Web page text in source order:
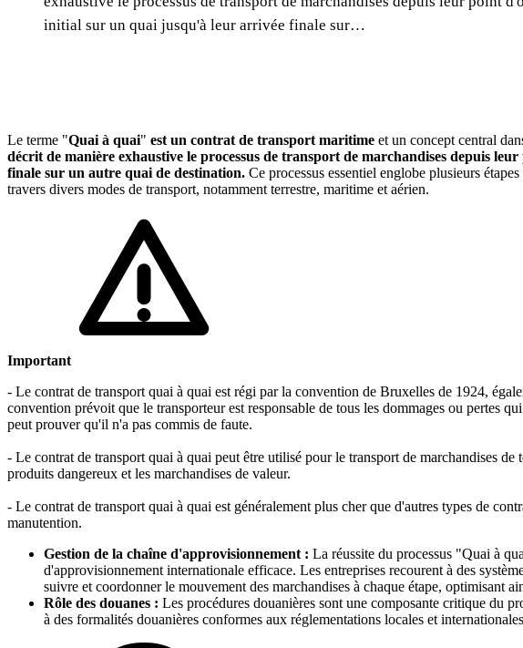
initial sur un quai jusqu'à leur arrivée finale sur…
Le terme "Quai à quai" est un contrat de transport maritime et un concept central
décrit de manière exhaustive le processus de transport de marchandises depuis
finale sur un autre quai de destination. Ce processus essentiel englobe plusieurs
travers divers modes de transport, notamment terrestre, maritime et aérien.
Important
- Le contrat de transport quai à quai est régi par la convention de Bruxelles de 1924,
convention prévoit que le transporteur est responsable de tous les dommages ou pertes
peut prouver qu'il n'a pas commis de faute.
- Le contrat de transport quai à quai peut être utilisé pour le transport de marchandises de
produits dangereux et les marchandises de valeur.
- Le contrat de transport quai à quai est généralement plus cher que d'autres types de
manutention.
Gestion de la chaîne d'approvisionnement : La réussite du processus "Quai à
d'approvisionnement internationale efficace. Les entreprises recourent à des
suivre et coordonner le mouvement des marchandises à chaque étape, optimisant
Rôle des douanes : Les procédures douanières sont une composante critique du
à des formalités douanières conformes aux réglementations locales et